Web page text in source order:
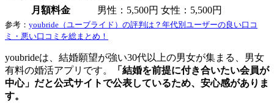
月額料金
男性：5,500円 女性：5,500円
参考： youbride（ユーブライド）の評判は？年代別ユーザーの良い口コ
ミ・悪い口コミを総まとめ！
youbrideは、結婚願望が強い30代以上の男女が集まる、男女
有料の婚活アプリです。
「結婚を前提に付き合いたい会員が
中心」だと公式サイトで公表しているため、安心感がありま
す。